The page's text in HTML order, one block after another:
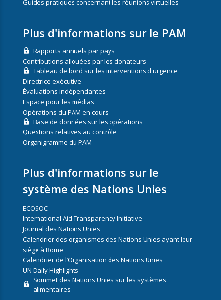
Guides pratiques concernant les réunions virtuelles
Plus d'informations sur le PAM
Rapports annuels par pays
Contributions allouées par les donateurs
Tableau de bord sur les interventions d'urgence
Directrice exécutive
Évaluations indépendantes
Espace pour les médias
Opérations du PAM en cours
Base de données sur les opérations
Questions relatives au contrôle
Organigramme du PAM
Plus d'informations sur le
système des Nations Unies
ECOSOC
International Aid Transparency Initiative
Journal des Nations Unies
Calendrier des organismes des Nations Unies ayant leur
siège à Rome
Calendrier de l’Organisation des Nations Unies
UN Daily Highlights
Sommet des Nations Unies sur les systèmes
alimentaires